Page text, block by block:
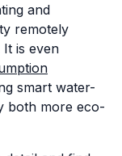
and
remotely
is even
smart water-
both more eco-